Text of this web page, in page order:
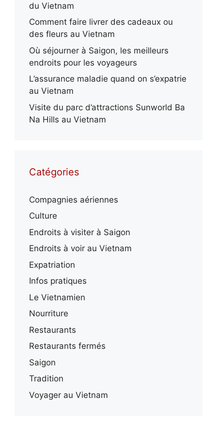
du Vietnam
Comment faire livrer des cadeaux ou
des fleurs au Vietnam
Où séjourner à Saigon, les meilleurs
endroits pour les voyageurs
L’assurance maladie quand on s’expatrie
au Vietnam
Visite du parc d’attractions Sunworld Ba
Na Hills au Vietnam
Catégories
Compagnies aériennes
Culture
Endroits à visiter à Saigon
Endroits à voir au Vietnam
Expatriation
Infos pratiques
Le Vietnamien
Nourriture
Restaurants
Restaurants fermés
Saigon
Tradition
Voyager au Vietnam